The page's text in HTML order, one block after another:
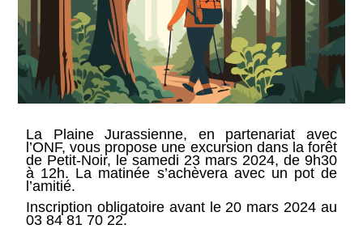
La Plaine Jurassienne, en partenariat avec
l’ONF, vous propose une excursion dans la forêt
de Petit-Noir, le samedi 23 mars 2024, de 9h30
à 12h. La matinée s’achèvera avec un pot de
l’amitié.
Inscription obligatoire avant le 20 mars 2024 au
03 84 81 70 22.